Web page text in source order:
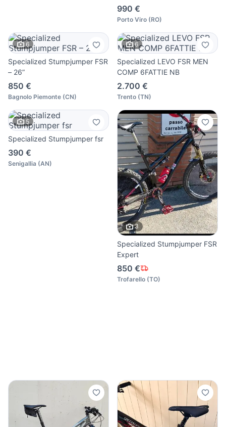
990 €
Porto Viro (RO)
6
Specialized Stumpjumper FSR
– 26”
850 €
Bagnolo Piemonte (CN)
6
Specialized LEVO FSR MEN
COMP 6FATTIE NB
2.700 €
Trento (TN)
5
Specialized Stumpjumper fsr
390 €
Senigallia (AN)
3
Specialized Stumpjumper FSR
Expert
850 €
Trofarello (TO)